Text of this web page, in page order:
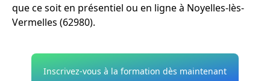
que ce soit en présentiel ou en ligne à Noyelles-lès-
Vermelles (62980).
Inscrivez-vous à la formation dès maintenant